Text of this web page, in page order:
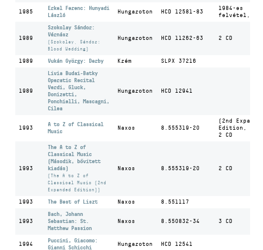
1985
Erkel Ferenc: Hunyadi
László
Hungaroton HCD 12581-83
1984-es
felvétel, 3
1989
Szokolay Sándor:
Vérnász
(Szokolay, Sándor:
Blood Wedding)
Hungaroton HCD 11262-63 2 CD
1989 Vukán György: Derby Krém SLPX 37216
1989
Lívia Budai-Batky
Operatic Recital
Verdi, Gluck,
Donizetti,
Ponchielli, Mascagni,
Cilea
Hungaroton HCD 12941
1993
A to Z of Classical
Music
Naxos 8.555319-20
(2nd
Edition,
2 CD
1993
The A to Z of
Classical Music
(Második, bővített
kiadás)
(The A to Z of
Classical Music (2nd
Expanded Edition))
Naxos 8.555319-20 2 CD
1993 The Best of Liszt Naxos 8.551117
1993
Bach, Johann
Sebastian: St.
Matthew Passion
Naxos 8.550832-34 3 CD
1994
Puccini, Giacomo:
Gianni Schicchi
Hungaroton HCD 12541